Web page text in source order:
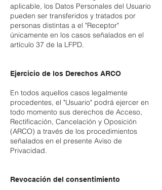
aplicable, los Datos Personales del Usuario
pueden ser transferidos y tratados por
personas distintas a el "Receptor"
únicamente en los casos señalados en el
artículo 37 de la LFPD.
Ejercicio de los Derechos ARCO
En todos aquellos casos legalmente
procedentes, el "Usuario" podrá ejercer en
todo momento sus derechos de Acceso,
Rectificación, Cancelación y Oposición
(ARCO) a través de los procedimientos
señalados en el presente Aviso de
Privacidad.
Revocación del consentimiento